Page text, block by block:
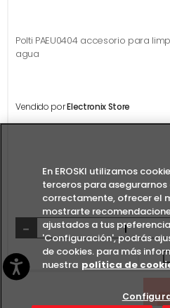
Polti PAEU0404 accesorio para
agua
Vendido porElectronix Store
-
En EROSKI utilizamos
terceros para
correctamente, ofrecer el
mostrarte
ajustados a tus
'Configuración', podrás
de cookies. para más
nuestra política de